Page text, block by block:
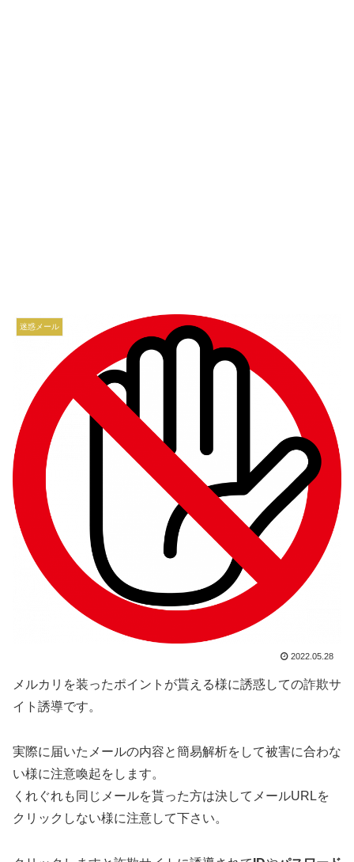
迷惑メール
2022.05.28
メルカリを装ったポイントが貰える様に誘惑しての詐欺サ
イト誘導です。
実際に届いたメールの内容と簡易解析をして被害に合わな
い様に注意喚起をします。
くれぐれも同じメールを貰った方は決してメールURLを
クリックしない様に注意して下さい。